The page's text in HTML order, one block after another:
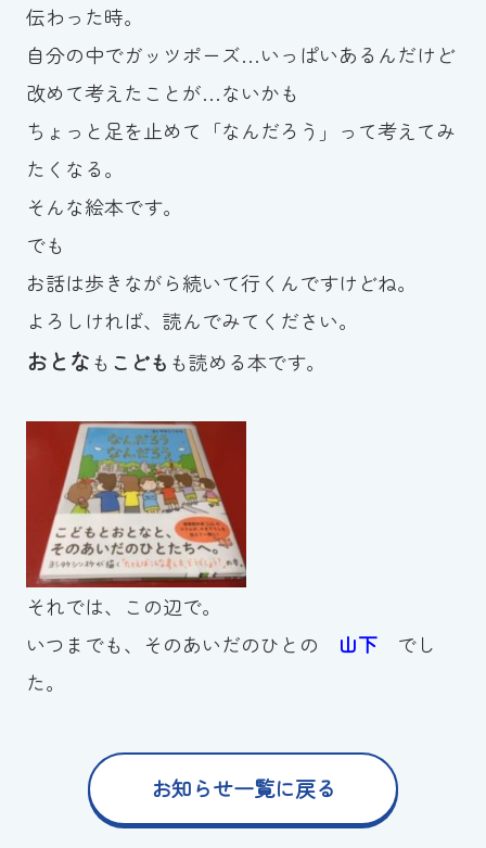
伝わった時。
自分の中でガッツポーズ…いっぱいあるんだけど
改めて考えたことが…ないかも
ちょっと足を止めて「なんだろう」って考えてみ
たくなる。
そんな絵本です。
でも
お話は歩きながら続いて行くんですけどね。
よろしければ、読んでみてください。
おとなも こども も読める本です。
それでは、この辺で。
いつまでも、そのあいだのひとの 山下でし
た。
お知らせ一覧に戻る